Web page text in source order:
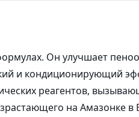
Медведи
Сердца
Пасха
Наборы
Водорастворимая
Он улучшает
и кондиционирующий
реагентов,
на Амазонке в